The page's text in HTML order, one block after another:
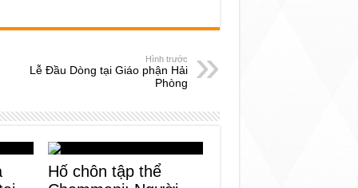
Hình trước
Lễ Đầu Dòng tại Giáo phận Hải
Phòng
Hố chôn tập thể